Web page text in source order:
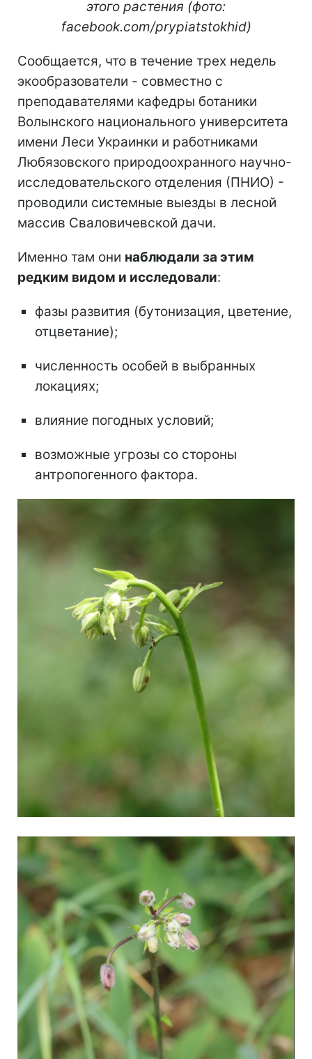
этого растения (фото:
facebook.com/prypiatstokhid)
Сообщается, что в течение трех недель
экообразователи - совместно с
преподавателями кафедры ботаники
Волынского национального университета
имени Леси Украинки и работниками
Любязовского природоохранного научно-
исследовательского отделения (ПНИО) -
проводили системные выезды в лесной
массив Сваловичевской дачи.
Именно там они наблюдали за этим
редким видом и исследовали:
фазы развития (бутонизация, цветение,
отцветание);
численность особей в выбранных
локациях;
влияние погодных условий;
возможные угрозы со стороны
антропогенного фактора.